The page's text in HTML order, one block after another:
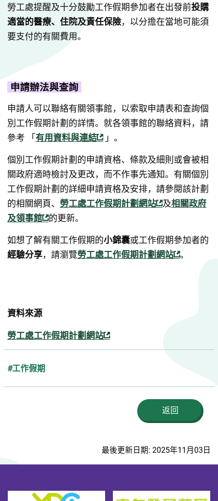
勞工處提醒及十分鼓勵工作假期參加者在出發前投購
適當的醫療、住院及責任保險，以分擔在當地可能須
要支付的有關費用。
申請辦法與查詢
申請人可以聯絡有關領事館，以索取申請表和查詢個
別工作假期計劃的詳情。就各領事館的聯絡資料，請
參考 「有用資料與連結 」。
個別工作假期計劃的申請資格、條款及細則或會被相
關政府適時檢討及更改，而不作事先通知。有關個別
工作假期計劃的詳細申請資格及安排，請參閱該計劃
的相關網頁、 勞工處工作假期計劃網站 及相關政府
及領事館 的更新。
如想了解有關工作假期的小錦囊或工作假期參加者的
經驗分享，請瀏覽勞工處工作假期計劃網站 。
資料來源
勞工處工作假期計劃網站
#工作假期
返回
最後更新日期: 2025年11月03日